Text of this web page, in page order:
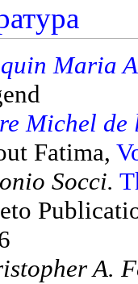
Maria
Michel de
Fatima,
Socci.
A.